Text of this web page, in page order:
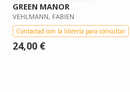
GREEN MANOR
VEHLMANN, FABIEN
Contactad con la librería para consultar
24,00 €